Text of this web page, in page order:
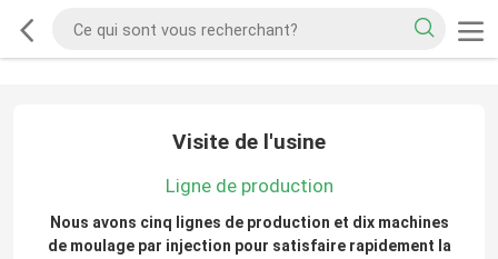
Visite de l'usine
Ligne de production
Nous avons cinq lignes de production et dix machines
de moulage par injection pour satisfaire rapidement la